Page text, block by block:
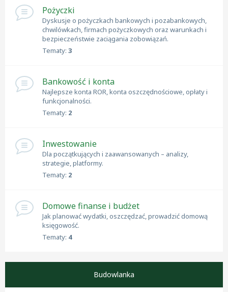
Pożyczki
Dyskusje o pożyczkach bankowych i pozabankowych,
chwilówkach, firmach pożyczkowych oraz warunkach i
bezpieczeństwie zaciągania zobowiązań.
Tematy: 3
Bankowość i konta
Najlepsze konta ROR, konta oszczędnościowe, opłaty i
funkcjonalności.
Tematy: 2
Inwestowanie
Dla początkujących i zaawansowanych – analizy,
strategie, platformy.
Tematy: 2
Domowe finanse i budżet
Jak planować wydatki, oszczędzać, prowadzić domową
księgowość.
Tematy: 4
Budowlanka